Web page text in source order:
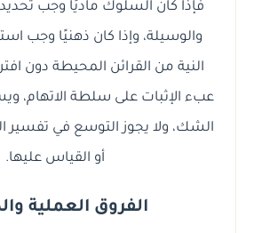
فإذا كان السلوك ماديًا وجب
والوسيلة، وإذا كان ذهنيًا وجب
النية من القرائن المحيطة دون
عبء الإثبات على سلطة الاتهام،
الشك، ولا يجوز التوسع في تفسير
أو القياس عليها.
الفروق العملية